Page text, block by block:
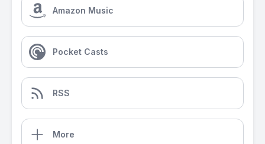
Amazon Music
Pocket Casts
RSS
More